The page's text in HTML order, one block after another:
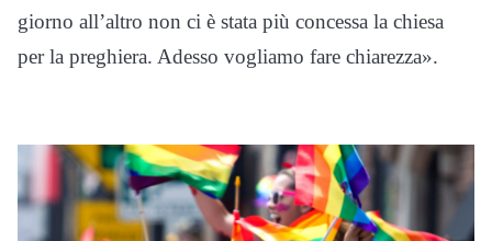
giorno all’altro non ci è stata più concessa la chiesa
per la preghiera. Adesso vogliamo fare chiarezza».